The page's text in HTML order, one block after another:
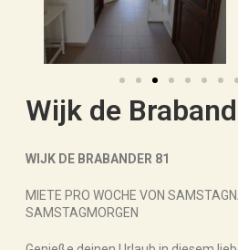
Wijk de
WIJK DE BRABANDER 81
MIETE PRO WOCHE VON
SAMSTAGMORGEN